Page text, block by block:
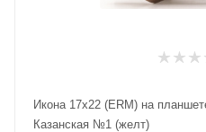
Икона 17x22 (ERM) на
Казанская №1 (желт)